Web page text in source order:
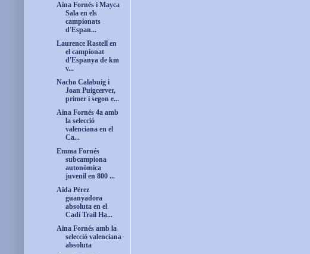
Aina Fornés i Mayca
Sala en els
campionats
d'Espan...
Laurence Rastell en
el campionat
d'Espanya de km
v...
Nacho Calabuig i
Joan Puigcerver,
primer i segon e...
Aina Fornés 4a amb
la selecció
valenciana en el
Ca...
Emma Fornés
subcampiona
autonòmica
juvenil en 800 ...
Aïda Pérez
guanyadora
absoluta en el
Cadí Trail Ha...
Aina Fornés amb la
selecció valenciana
absoluta